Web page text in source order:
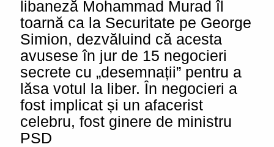
libaneză Mohammad Murad îl
toarnă ca la Securitate pe George
Simion, dezvăluind că acesta
avusese în jur de 15 negocieri
secrete cu „desemnații” pentru a
lăsa votul la liber. În negocieri a
fost implicat și un afacerist
celebru, fost ginere de ministru
PSD